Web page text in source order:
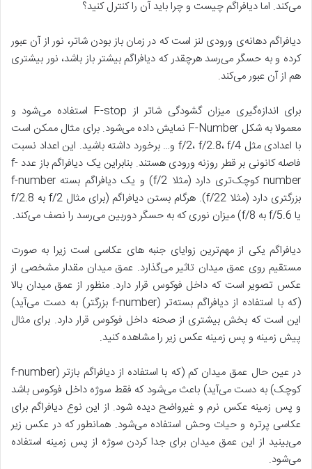
می‌کند. اما دیافراگم چیست و چرا باید آن را کنترل کنید؟
دیافراگم دهانه‌ی ورودی لنز است که در زمان باز بودن شاتر، نور از آن عبور
کرده و به حسگر می‌رسد هرچقدر که دیافراگم بیشتر باز باشد، نور بیشتری
هم از آن عبور می‌کند.
برای اندازه‌گیری میزان گشودگی شاتر از F-stop استفاده می‌شود و
معمولا به شکل F-Number نمایش داده می‌شود. برای مثال ممکن است
با اعدادی مثل f/2، f/2.8، f/4 و… برخورد داشته باشید. این اعداد نسبت
فاصله کانونی بر قطر روزنه ورودی هستند. بنابراین یک دیافراگم باز عدد f-
number کوچک‌تری دارد (مثلا f/2) و یک دیافراگم بسته f-number
بزرگتری دارد (مثلا f/22). هرگام بستن دیافراگم (برای مثال f/2 به f/2.8
یا f/5.6 به f/8) میزان نوری که به حسگر دوربین می‌رسد را نصف می‌کند.
دیافراگم یکی از مهم‌ترین زوایای جنبه های عکاسی است زیرا به صورت
مستقیم روی عمق میدان تاثیر می‌گذارد. عمق میدان مقدار مشخصی از
عکس تصویر است که داخل فوکوس قرار دارد. منظور از عمق میدان بالا
(که با استفاده از دیافراگم بسته‌تر (f-number بزرگتر) به دست می‌آید)
این است که بخش بیشتری از صحنه داخل فوکوس قرار دارد. برای مثال
پیش زمینه و پس زمینه عکس زیر را مشاهده کنید.
در عین حال عمق میدان کم (که با استفاده از دیافراگم بازتر (f-number
کوچک) به دست می‌آید) باعث می‌شود که فقط سوژه داخل فوکوس باشد
و پس زمینه عکس نرم و غیرواضح دیده شود. از این نوع دیافراگم برای
عکاسی پرتره و حیات وحش استفاده می‌شود. همانطور که در عکس زیر
می‌بینید از این عمق میدان برای جدا کردن سوژه از پس زمینه استفاده
می‌شود.